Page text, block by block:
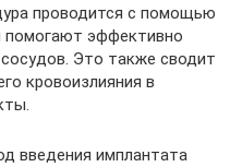
проводится с помощью
помогают эффективно
Это также сводит
кровоизлияния в
введения имплантата